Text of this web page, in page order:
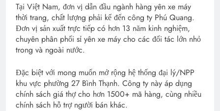
Tại Việt Nam, đơn vị dẫn đầu ngành hàng yên xe máy
thời trang, chất lượng phải kể đến công ty Phú Quang.
Đơn vị sản xuất trực tiếp có hơn 13 năm kinh nghiệm,
chuyên phân phối sỉ yên xe máy cho các đối tác lớn nhỏ
trong và ngoài nước.
Đặc biệt với mong muốn mở rộng hệ thống đại lý/NPP
khu vực phường 27 Bình Thạnh. Công ty này áp dụng
chính sách giá thợ cho hơn 1500+ mã hàng, cùng nhiều
chính sách hỗ trợ người bán khác.